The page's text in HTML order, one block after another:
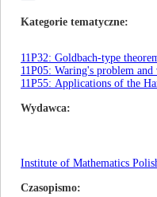
Kategorie tematyczne
11P32: Goldbach-type
11P05: Waring's problem and
11P55: Applications of the
Wydawca
Institute of Mathematics
Czasopismo